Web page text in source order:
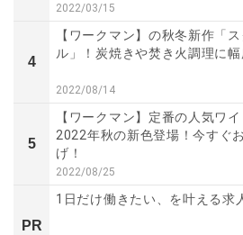
2022/03/15
4
【ワークマン】の秋冬新作「
ル」！炭焼きや焚き火調理に
2022/08/14
5
【ワークマン】定番の人気ワ
2022年秋の新色登場！今すぐ
げ！
2022/08/25
PR
1日だけ働きたい、を叶える求